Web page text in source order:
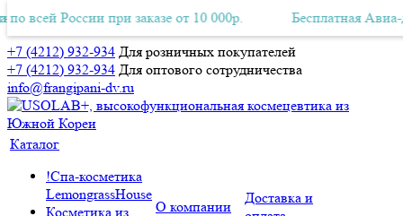
+7 (4212) 932-934 Для розничных покупателей
+7 (4212) 932-934 Для оптового сотрудничества
info@frangipani-dv.ru
Авиа-доставка по всей России при заказе от 10 000р.
России при заказе от 10 000р. Бесплатная Авиа-
Каталог
!Спа-косметика
LemongrassHouse
Косметика из
О компании
Доставка и